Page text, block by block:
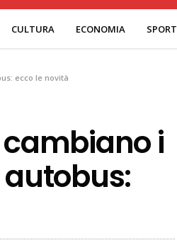
CULTURA ECONOMIA SPORT
ecco le novità
cambiano i